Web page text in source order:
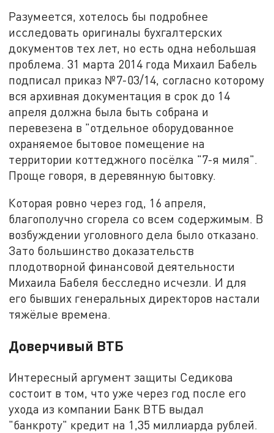
Разумеется, хотелось бы подробнее
исследовать оригиналы бухгалтерских
документов тех лет, но есть одна небольшая
проблема. 31 марта 2014 года Михаил Бабель
подписал приказ №7-03/14, согласно которому
вся архивная документация в срок до 14
апреля должна была быть собрана и
перевезена в "отдельное оборудованное
охраняемое бытовое помещение на
территории коттеджного посёлка "7-я миля".
Проще говоря, в деревянную бытовку.
Которая ровно через год, 16 апреля,
благополучно сгорела со всем содержимым. В
возбуждении уголовного дела было отказано.
Зато большинство доказательств
плодотворной финансовой деятельности
Михаила Бабеля бесследно исчезли. И для
его бывших генеральных директоров настали
тяжёлые времена.
Доверчивый ВТБ
Интересный аргумент защиты Седикова
состоит в том, что уже через год после его
ухода из компании Банк ВТБ выдал
"банкроту" кредит на 1,35 миллиарда рублей.